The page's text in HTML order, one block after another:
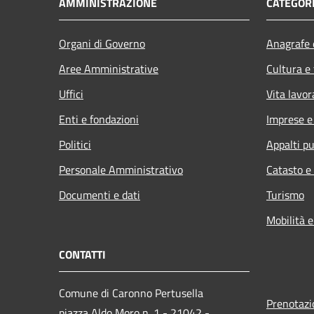
Organi di Governo
Aree Amministrative
Uffici
Enti e fondazioni
Politici
Personale Amministrativo
Documenti e dati
Cultura
Vita
Imprese
Appalti
Catasto
Turismo
Mobilità
CONTATTI
Comune di Caronno Pertusella